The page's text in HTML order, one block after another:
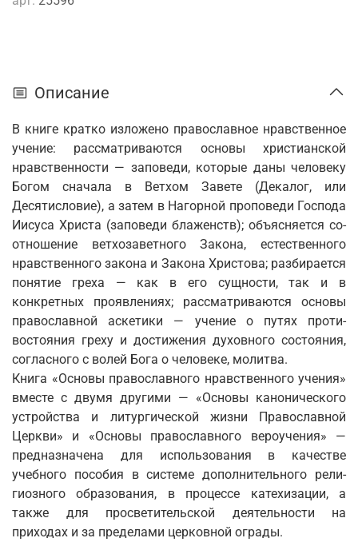
Описание
В книге кратко изложено православное нравственное
учение: рассматриваются основы христианской
нравственности — за­поведи, которые даны человеку
Богом сначала в Ветхом Заве­те (Декалог, или
Десятисловие), а затем в Нагорной проповеди Господа
Иисуса Христа (заповеди блаженств); объясняется со­
отношение ветхозаветного Закона, естественного
нравственно­го закона и Закона Христова; разбирается
понятие греха — как в его сущности, так и в
конкретных проявлениях; рассматрива­ются основы
православной аскетики — учение о путях проти­
востояния греху и достижения духовного состояния,
согласного с волей Бога о человеке, молитва.
Книга «Основы православного нравственного учения»
вме­сте с двумя другими — «Основы канонического
устройства и литургической жизни Православной
Церкви» и «Основы пра­вославного вероучения» —
предназначена для использования в качестве
учебного пособия в системе дополнительного рели­
гиозного образования, в процессе катехизации, а
также для про­светительской деятельности на
приходах и за пределами цер­ковной ограды.